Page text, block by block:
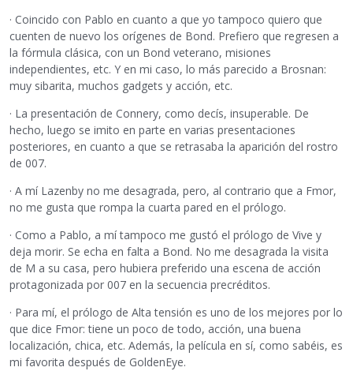
· Coincido con Pablo en cuanto a que yo tampoco quiero que
cuenten de nuevo los orígenes de Bond. Prefiero que regresen a
la fórmula clásica, con un Bond veterano, misiones
independientes, etc. Y en mi caso, lo más parecido a Brosnan:
muy sibarita, muchos gadgets y acción, etc.
· La presentación de Connery, como decís, insuperable. De
hecho, luego se imito en parte en varias presentaciones
posteriores, en cuanto a que se retrasaba la aparición del rostro
de 007.
· A mí Lazenby no me desagrada, pero, al contrario que a Fmor,
no me gusta que rompa la cuarta pared en el prólogo.
· Como a Pablo, a mí tampoco me gustó el prólogo de Vive y
deja morir. Se echa en falta a Bond. No me desagrada la visita
de M a su casa, pero hubiera preferido una escena de acción
protagonizada por 007 en la secuencia precréditos.
· Para mí, el prólogo de Alta tensión es uno de los mejores por lo
que dice Fmor: tiene un poco de todo, acción, una buena
localización, chica, etc. Además, la película en sí, como sabéis, es
mi favorita después de GoldenEye.